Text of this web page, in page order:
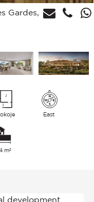
Gardes,
East
m²